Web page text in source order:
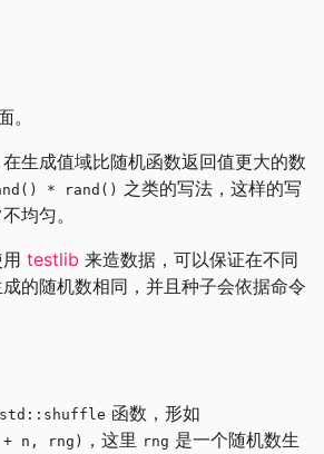
。
生成值域比随机函数返回值更大的数
* rand()
之类的写法，这样的写
均匀。
testlib 来造数据，可以保证在不同
的随机数相同，并且种子会依据命令
std::shuffle 函数，形如
n, rng) ，这里 rng 是一个随机数生